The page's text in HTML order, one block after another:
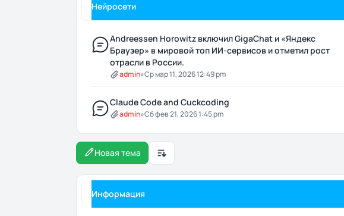
Нейросети
Andreessen Horowitz включил GigaChat и «Яндекс
Браузер» в мировой топ ИИ-сервисов и отметил рост
отрасли в России.
admin»Ср мар 11, 2026 12:49 pm
Claude Code and Cuckcoding
admin»Сб фев 21, 2026 1:45 pm
Новая тема Настройки отображения и сортировки
Информация